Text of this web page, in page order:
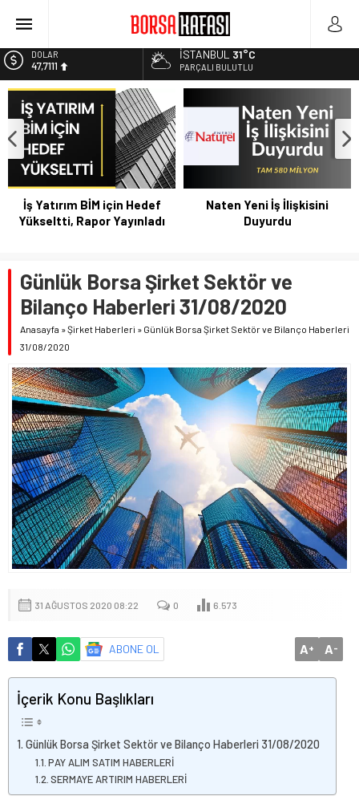
Kayseri Şeker Fabrika İnşaatının Temelini Atıyor
Bitcoin Halving Sonrası Kripto Para Piyasası
2027 Borsa Yatırımları: Akıllı Portföy Stratejileri
Borsa Bugün Ne Olur? 04/08/2023
EURO
55,1881
ALTIN
6.660,55
BİST
13.779,39
DOLAR
47,7111
İSTANBUL 31°C
PARÇALI BULUTLU
İş Yatırım BİM için Hedef
Yükseltti, Rapor Yayınladı
Naten Yeni İş İlişkisini
Duyurdu
Günlük Borsa Şirket Sektör ve
Bilanço Haberleri 31/08/2020
Anasayfa »Şirket Haberleri » Günlük Borsa Şirket Sektör ve Bilanço Haberleri
31/08/2020
31 AĞUSTOS 2020 08:22 0 6.573
ABONE OL A+ A-
İçerik Konu Başlıkları
Günlük Borsa Şirket Sektör ve Bilanço Haberleri 31/08/2020
PAY ALIM SATIM HABERLERİ
SERMAYE ARTIRIM HABERLERİ